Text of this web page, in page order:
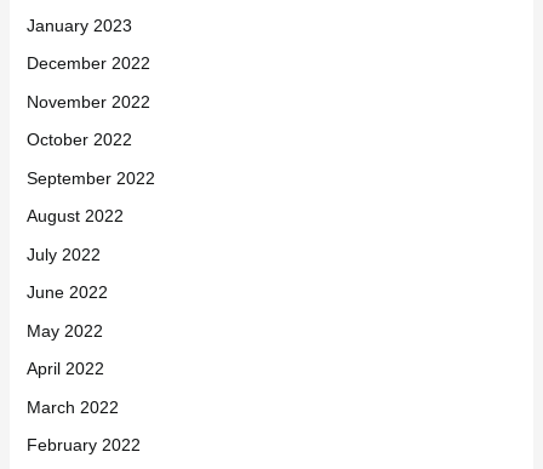
January 2023
December 2022
November 2022
October 2022
September 2022
August 2022
July 2022
June 2022
May 2022
April 2022
March 2022
February 2022